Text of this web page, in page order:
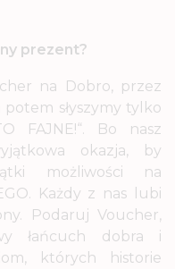
prezent?
na Dobro, przez
słyszymy tylko
FAJNE!“. Bo nasz
okazja, by
możliwości na
Każdy z nas lubi
Podaruj Voucher,
łańcuch dobra i
których historie